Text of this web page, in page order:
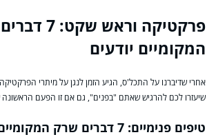
פרקטיקה וראש
המקומיים יודעים
אחרי שדיברנו על התכל'ס, הגיע הזמן לנגן על מיתרי
שיעזרו לכם להרגיש שאתם "בפנים", גם אם זו הפעם
טיפים פנימיים: 7 דברים שרק המקומיים יודעים לספר